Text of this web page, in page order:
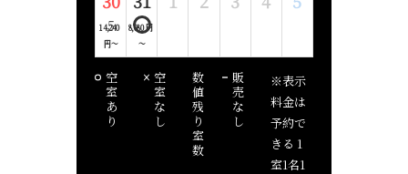
5
14,240
円～
8,080 円
～
空
室
あ
り
空
室
な
し
数
値
残
り
室
数
販
売
な
し
※表示
料金は
予約で
きる 1
室1名1